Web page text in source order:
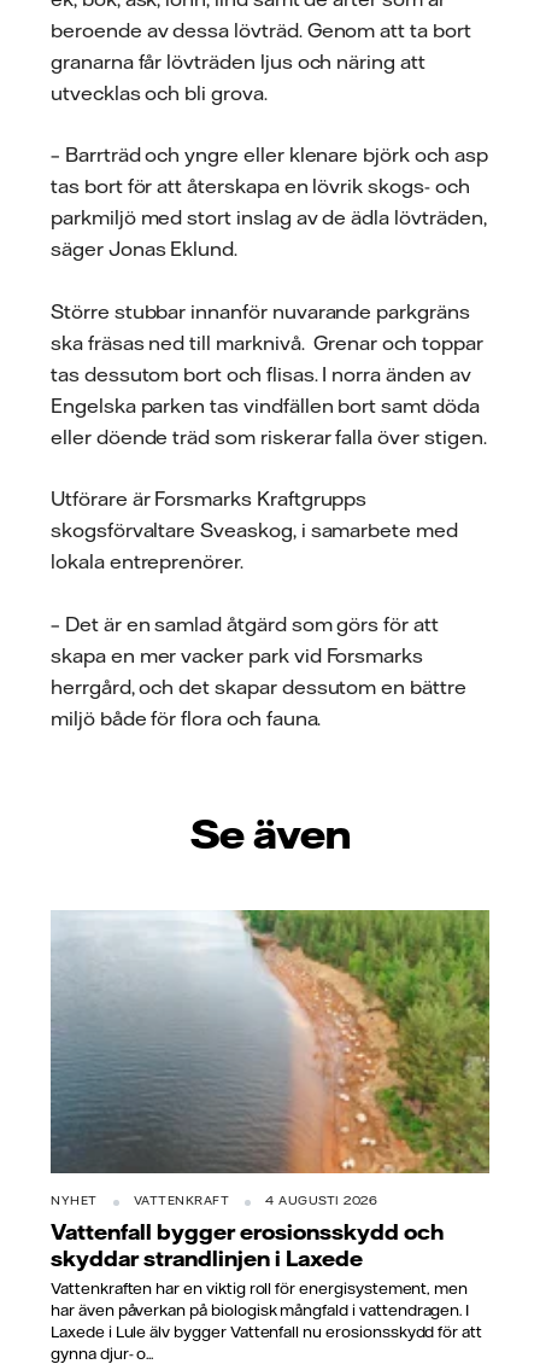
beroende av dessa lövträd. Genom att ta bort
granarna får lövträden ljus och näring att
utvecklas och bli grova.
– Barrträd och yngre eller klenare björk och asp
tas bort för att återskapa en lövrik skogs- och
parkmiljö med stort inslag av de ädla lövträden,
säger Jonas Eklund.
Större stubbar innanför nuvarande parkgräns
ska fräsas ned till marknivå. Grenar och toppar
tas dessutom bort och flisas. I norra änden av
Engelska parken tas vindfällen bort samt döda
eller döende träd som riskerar falla över stigen.
Utförare är Forsmarks Kraftgrupps
skogsförvaltare Sveaskog, i samarbete med
lokala entreprenörer.
– Det är en samlad åtgärd som görs för att
skapa en mer vacker park vid Forsmarks
herrgård, och det skapar dessutom en bättre
miljö både för flora och fauna.
Se även
NYHET VATTENKRAFT 4 AUGUSTI 2026
Vattenfall bygger erosionsskydd och
skyddar strandlinjen i Laxede
Vattenkraften har en viktig roll för energisystement, men
har även påverkan på biologisk mångfald i vattendragen. I
Laxede i Lule älv bygger Vattenfall nu erosionsskydd för att
gynna djur- o...